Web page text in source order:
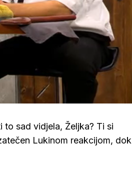
sad vidjela, Željka? Ti si
Lukinom reakcijom, dok